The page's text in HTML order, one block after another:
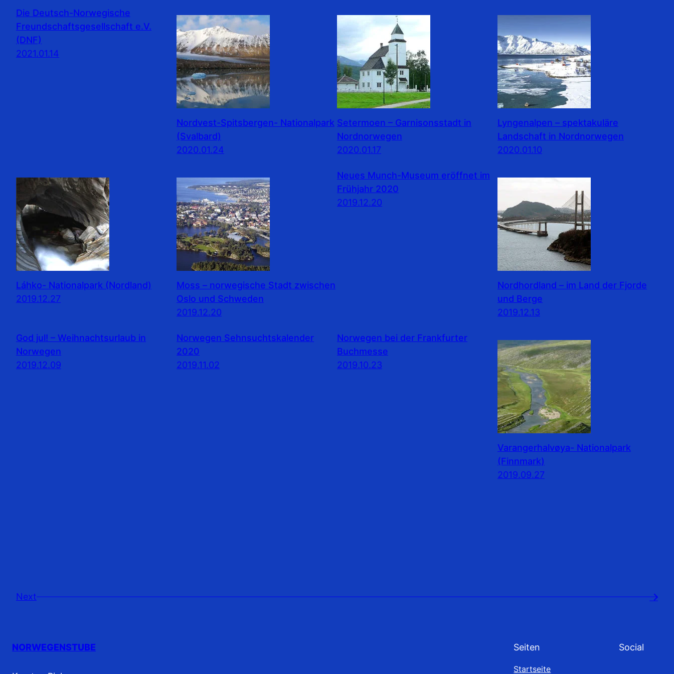
Die Deutsch-Norwegische
Freundschaftsgesellschaft e.V.
(DNF)
2021.01.14
Nordvest-Spitsbergen- Nationalpark
(Svalbard)
2020.01.24
Setermoen – Garnisonsstadt in
Nordnorwegen
2020.01.17
Lyngenalpen – spektakuläre
Landschaft in Nordnorwegen
2020.01.10
Láhko- Nationalpark (Nordland)
2019.12.27
Moss – norwegische Stadt zwischen
Oslo und Schweden
2019.12.20
Neues Munch-Museum eröffnet im
Frühjahr 2020
2019.12.20
Nordhordland – im Land der Fjorde
und Berge
2019.12.13
God jul! – Weihnachtsurlaub in
Norwegen
2019.12.09
Norwegen Sehnsuchtskalender
2020
2019.11.02
Norwegen bei der Frankfurter
Buchmesse
2019.10.23
Varangerhalvøya- Nationalpark
(Finnmark)
2019.09.27
Next →
NORWEGENSTUBE Seiten
Startseite
Social